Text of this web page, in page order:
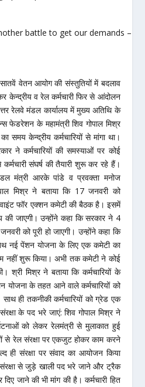
वेतन आयोग की संस्तुतियों में बदलाव
केन्द्रीय व रेल कर्मचारी फिर से आंदोलन
रेलवे मंडल कार्यालय में मुख्य अतिथि के
फेडरेशन के महामंत्री शिव गोपाल मिश्र
समय केन्द्रीय कर्मचारियों से मांगा था।
ने कर्मचारियों की समस्याओं पर कोई
संघर्ष की तैयारी शुरू कर रहे हैं।
मंत्री आरके पांडे व प्रवक्ता मनोज
मिश्र ने बताया कि 17 जनवरी को
फॉर एक्शन कमेटी की बैठक है। इसमें
जाएगी। उन्होंने कहा कि सरकार ने 4
को पूरी हो जाएगी। उन्होंने कहा कि
नई पेंशन योजना के लिए एक कमेटी का
नहीं शुरू किया। अभी तक कमेटी ने कोई
श्री मिश्र ने बताया कि कर्मचारियों के
के तहत आने वाले कर्मचारियों को
ही तकनीकी कर्मचारियों को ग्रेड एक
के पद भरे जाएं: शिव गोपाल मिश्र ने
को लेकर रेलमंत्री से मुलाकात हुई
से रेल संरक्षा पर एकजुट होकर काम करने
ही संरक्षा पर संवाद का आयोजन किया
से जुड़े खाली पद भरे जाने और ट्रैक
जाने की भी मांग की है। कर्मचारी हित